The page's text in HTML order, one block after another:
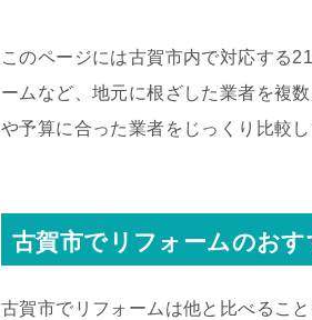
このページには古賀市内で対応する
ームなど、地元に根ざした業者を複
や予算に合った業者をじっくり比較し
古賀市でリフォームのおす
古賀市でリフォームは他と比べるこ